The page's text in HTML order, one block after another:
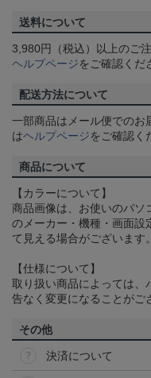
送料について
3,980円（税込）以上のご
ヘルプページをご確認くだ
配送方法について
一部商品はメール便でのお
はヘルプページをご確認く
商品について
【カラーについて】
商品画像は、お使いのパソ
のメーカー・機種・画面設
て見える場合がございます
【仕様について】
取り扱い商品によっては、
告なく変更になることがご
その他
決済について